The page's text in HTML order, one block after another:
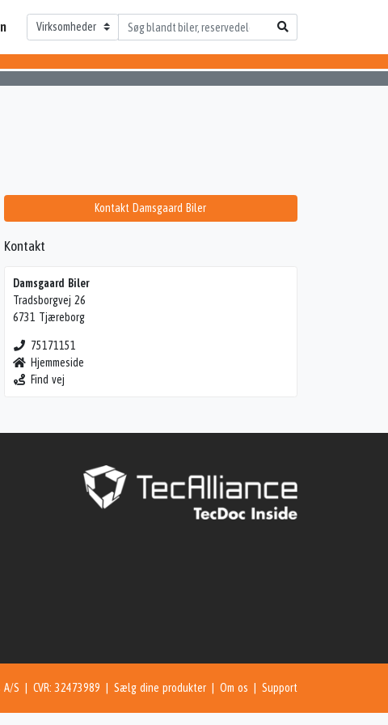
Kontakt Damsgaard Biler
Kontakt
Damsgaard Biler
Tradsborgvej 26
6731 Tjæreborg
75171151
Hjemmeside
Find vej
A/S | CVR: 32473989 | Sælg dine produkter Om os Support